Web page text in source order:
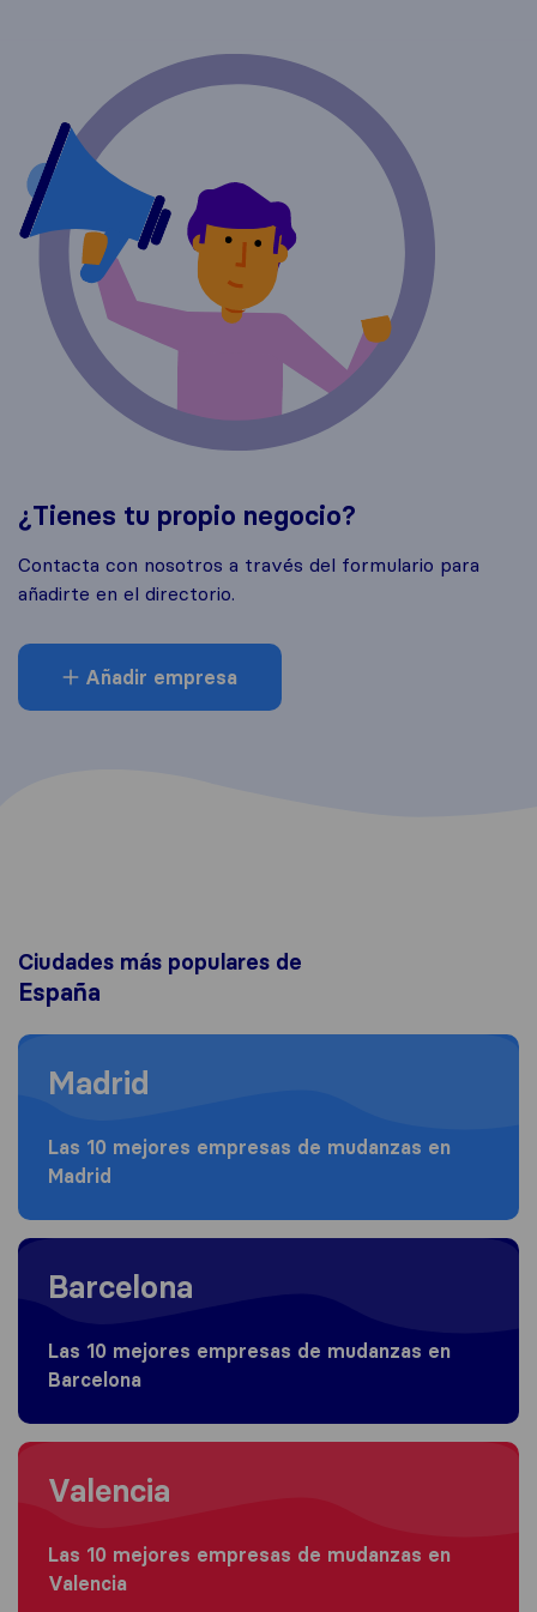
¿Tienes tu propio negocio?
Contacta con nosotros a través del formulario para
añadirte en el directorio.
Añadir empresa
Ciudades más populares de
España
Moving to Madrid
Madrid
Las 10 mejores empresas de mudanzas en
Madrid
Moving to Barcelona
Barcelona
Las 10 mejores empresas de mudanzas en
Barcelona
Moving to Valencia
Valencia
Las 10 mejores empresas de mudanzas en
Valencia